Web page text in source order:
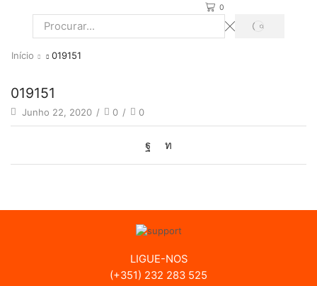
0
Search
PROCURAR
Início 019151
019151
Junho 22, 2020 / 0 / 0
LIGUE-NOS
(+351) 232 283 525